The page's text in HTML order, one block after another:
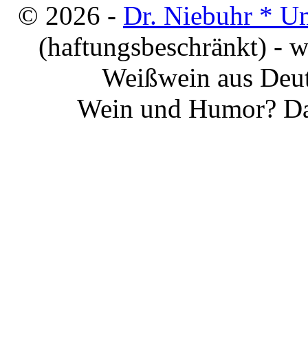
© 2026 - Dr. Niebuhr *
(haftungsbeschränkt) -
Weißwein aus
Wein und Humor?